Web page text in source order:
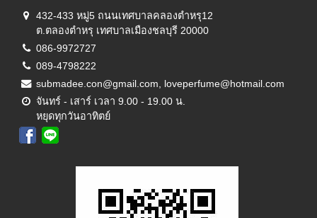
432-433 หมู่5 ถนนเทศบาลคลองตำหรุ12
ต.ตลองตำหรุ เทศบาลเมืองชลบุรี 20000
086-9972727
089-4798222
submadee.con@gmail.com, loveperfume@hotmail.com
จันทร์ - เสาร์ เวลา 9.00 - 19.00 น.
หยุดทุกวันอาทิตย์